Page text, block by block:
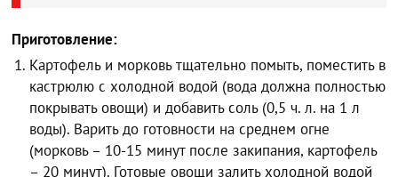
Приготовление:
Картофель и морковь тщательно помыть, поместить в
кастрюлю с холодной водой (вода должна полностью
покрывать овощи) и добавить соль (0,5 ч. л. на 1 л
воды). Варить до готовности на среднем огне
(морковь – 10-15 минут после закипания, картофель
– 20 минут). Готовые овощи залить холодной водой